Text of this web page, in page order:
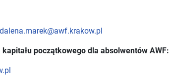
początkowego dla absolwentów AWF: